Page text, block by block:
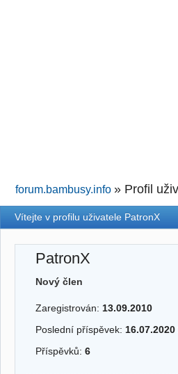
forum.bambusy.info » Profil
Vítejte v profilu uživatele PatronX
PatronX
Nový člen
Zaregistrován:13.09.2010
Poslední příspěvek:
Příspěvků:6